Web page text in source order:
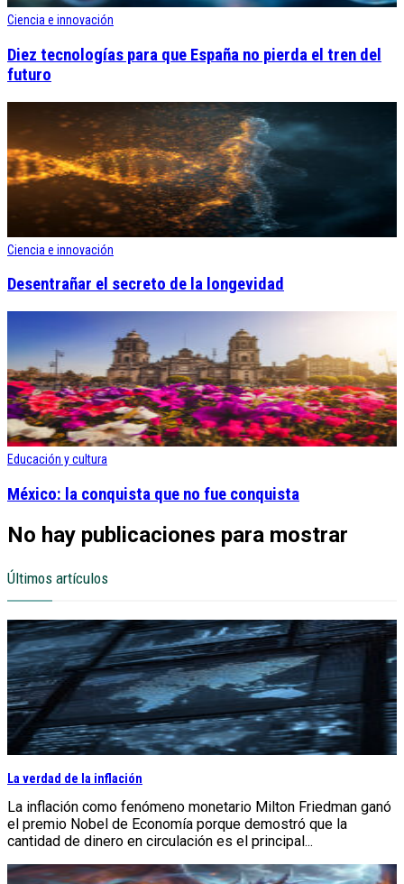
Ciencia e innovación
Diez tecnologías para que España no pierda el tren del
futuro
Ciencia e innovación
Desentrañar el secreto de la longevidad
Educación y cultura
México: la conquista que no fue conquista
No hay publicaciones para mostrar
Últimos artículos
La verdad de la inflación
La inflación como fenómeno monetario Milton Friedman ganó
el premio Nobel de Economía porque demostró que la
cantidad de dinero en circulación es el principal...